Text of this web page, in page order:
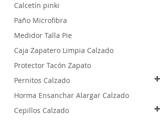
Calcetín pinki
Paño Microfibra
Medidor Talla Pie
Caja Zapatero Limpia Calzado
Protector Tacón Zapato
Pernitos Calzado
Horma Ensanchar Alargar Calzado
Cepillos Calzado